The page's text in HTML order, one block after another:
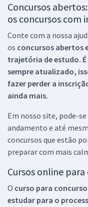
Concursos
os concursos com
Conte com a nossa
os concursos abertos
trajetória de estudo.
sempre atualizado,
fazer perder a
ainda mais.
Em nosso site, pode-
andamento e até
concursos que estão
preparar com mais
Cursos online para
O curso para
estudar para o